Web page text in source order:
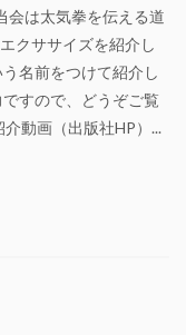
会は太気拳を伝える道
クササイズを紹介し
名前をつけて紹介し
すので、どうぞご覧
動画（出版社HP）...